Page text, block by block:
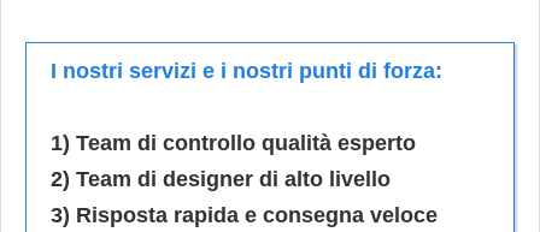
I nostri servizi e i nostri punti di forza:
1) Team di controllo qualità esperto
2) Team di designer di alto livello
3) Risposta rapida e consegna veloce